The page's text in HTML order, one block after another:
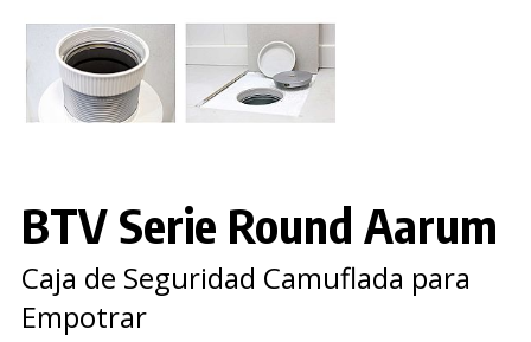
BTV Serie Round Aarum
Caja de Seguridad Camuflada para
Empotrar